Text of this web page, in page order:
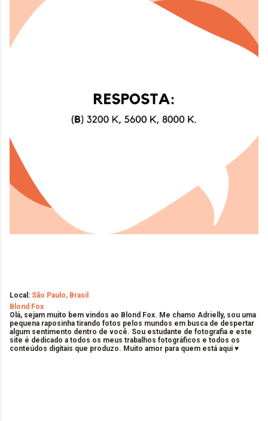
Local: São Paulo, Brasil
Blond Fox
Olá, sejam muito bem vindos ao Blond Fox. Me chamo Adrielly, sou uma
pequena raposinha tirando fotos pelos mundos em busca de despertar
algum sentimento dentro de você. Sou estudante de fotografia e este
site é dedicado a todos os meus trabalhos fotográficos e todos os
conteúdos digitais que produzo. Muito amor para quem está aqui ♥